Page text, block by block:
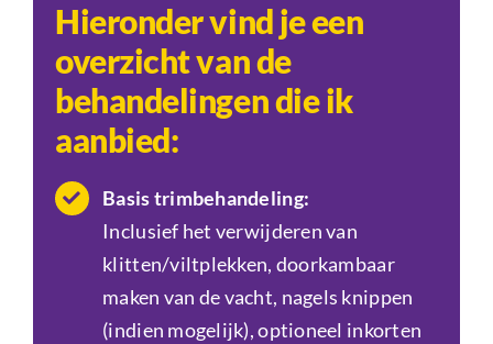
Hieronder vind je een
overzicht van de
behandelingen die ik
aanbied:
Basis trimbehandeling:
Inclusief het verwijderen van
klitten/viltplekken, doorkambaar
maken van de vacht, nagels knippen
(indien mogelijk), optioneel inkorten